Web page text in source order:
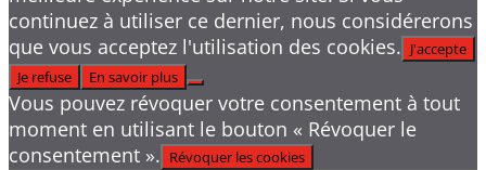
continuez à utiliser ce dernier, nous considérerons
que vous acceptez l'utilisation des cookies. J'accepte
Je refuse
En savoir plus
Vous pouvez révoquer votre consentement à tout
moment en utilisant le bouton « Révoquer le
consentement ». Révoquer les cookies